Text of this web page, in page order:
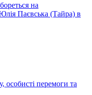
на
Паєвська (Тайра) в
особисті перемоги та